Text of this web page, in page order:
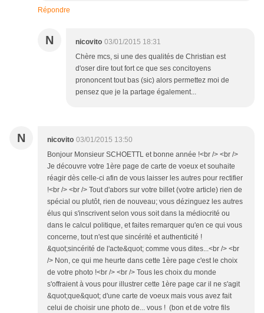
Répondre
N nicovito 03/01/2015 18:31
Chère mcs, si une des qualités de Christian est
d'oser dire tout fort ce que ses concitoyens
prononcent tout bas (sic) alors permettez moi de
pensez que je la partage également...
N nicovito 03/01/2015 13:50
Bonjour Monsieur SCHOETTL et bonne année !<br /> <br />
Je découvre votre 1ère page de carte de voeux et souhaite
réagir dès celle-ci afin de vous laisser les autres pour rectifier
!<br /> <br /> Tout d'abors sur votre billet (votre article) rien de
spécial ou plutôt, rien de nouveau; vous dézinguez les autres
élus qui s'inscrivent selon vous soit dans la médiocrité ou
dans le calcul politique, et faites remarquer qu'en ce qui vous
concerne, tout n'est que sincérité et authenticité !
&quot;sincérité de l'acte&quot; comme vous dites...<br /> <br
/> Non, ce qui me heurte dans cette 1ère page c'est le choix
de votre photo !<br /> <br /> Tous les choix du monde
s'offraient à vous pour illustrer cette 1ère page car il ne s'agit
&quot;que&quot; d'une carte de voeux mais vous avez fait
celui de choisir une photo de... vous ! (bon et de votre fils